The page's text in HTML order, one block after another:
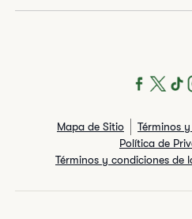
Mapa de Sitio
Términos
Política de
Términos y condiciones de